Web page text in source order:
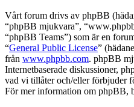
Vårt forum drivs av phpBB
“phpBB mjukvara”,
“phpBB Teams”) som är en
“General Public License”
från www.phpbb.com. phpBB
Internetbaserade diskussioner,
vad vi tillåter och/eller förbjuder
För mer information om phpBB,